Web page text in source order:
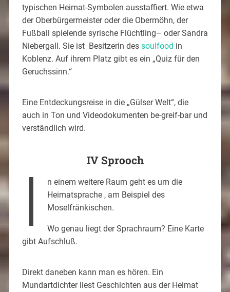
typischen Heimat-Symbolen ausstaffiert. Wie etwa
der Oberbürgermeister oder die Obermöhn, der
Fußball spielende syrische Flüchtling– oder Sandra
Niebergall. Sie ist Besitzerin des soulfood in
Koblenz. Auf ihrem Platz gibt es ein „Quiz für den
Geruchssinn.“
Eine Entdeckungsreise in die „Gülser Welt“, die
auch in Ton und Videodokumenten be-greif-bar und
verständlich wird.
IV Sprooch
I
n einem weitere Raum geht es um die
Heimatsprache , am Beispiel des
Moselfränkischen.
Wo genau liegt der Sprachraum? Eine Karte
gibt Aufschluß.
Direkt daneben kann man es hören. Ein
Mundartdichter liest Geschichten aus der Heimat